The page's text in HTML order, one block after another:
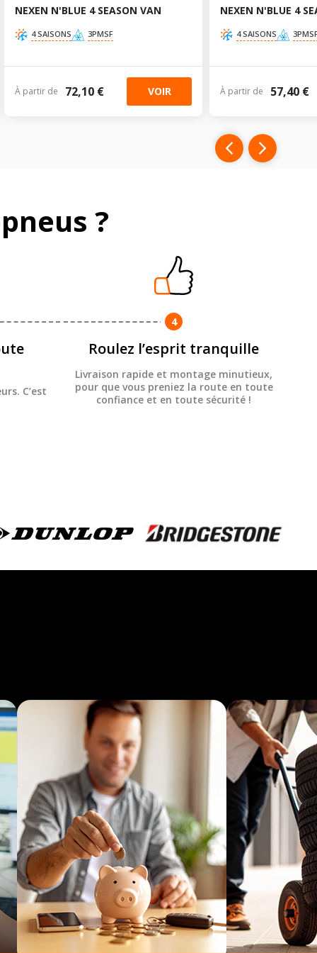
NEXEN N'BLUE 4 SEASON VAN
4 SAISONS 3PMSF
À partir de 72,10 € VOIR
NEXEN N'BLUE 4
4 SAISONS
À partir de 57,40 €
?
C’est
4
Roulez l’esprit tranquille
Livraison rapide et montage minutieux,
pour que vous preniez la route en toute
confiance et en toute sécurité !